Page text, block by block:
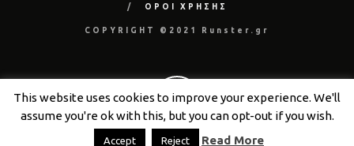
ΟΡΟΙ ΧΡΗΣΗΣ
COPYRIGHT ©2021 Runster.gr
This website uses cookies to improve your experience. We'll
assume you're ok with this, but you can opt-out if you wish.
Accept Reject Read More